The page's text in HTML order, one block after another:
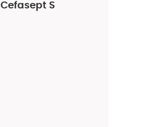
Cefasept S